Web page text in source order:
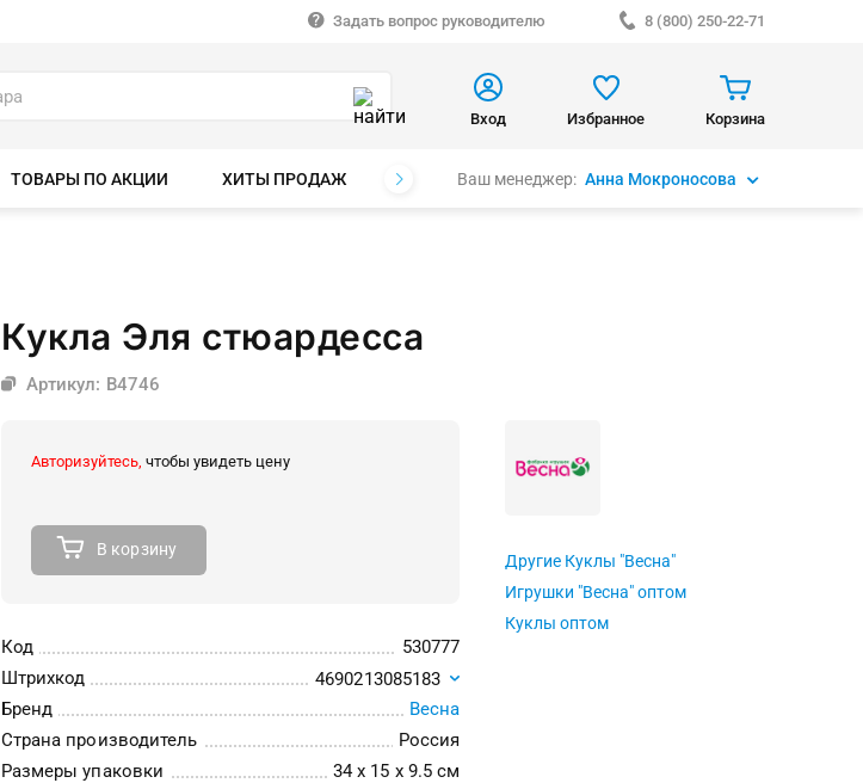
Задать вопрос руководителю 8 (800) 250-22-71
Вход Избранное Корзина
ТОВАРЫ ПО АКЦИИ ХИТЫ ПРОДАЖ БРЕНДЫВаш менеджер: Анна Мокроносова
Кукла Эля стюардесса
Артикул: В4746
Авторизуйтесь, чтобы увидеть цену
В корзину
Код
530777
Штрихкод
4690213085183
Бренд
Весна
Страна производитель
Россия
Размеры упаковки
34 x 15 x 9.5 см
Другие Куклы "Весна"
Игрушки "Весна" оптом
Куклы оптом